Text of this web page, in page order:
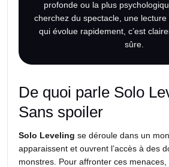
profonde ou la plus
cherchez du spectacle, une
qui évolue rapidement, c’est
sûre.
De quoi parle Solo
Sans spoiler
Solo Leveling se déroule dans un
apparaissent et ouvrent l’accès à des
monstres. Pour affronter ces